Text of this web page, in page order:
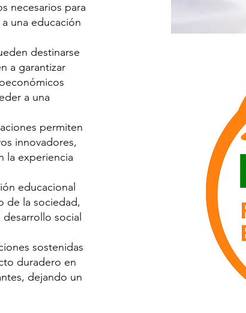
necesarios para
una educación
destinarse
a garantizar
a una
permiten
innovadores,
la experiencia
educacional
de la sociedad,
social
sostenidas
duradero en
dejando un